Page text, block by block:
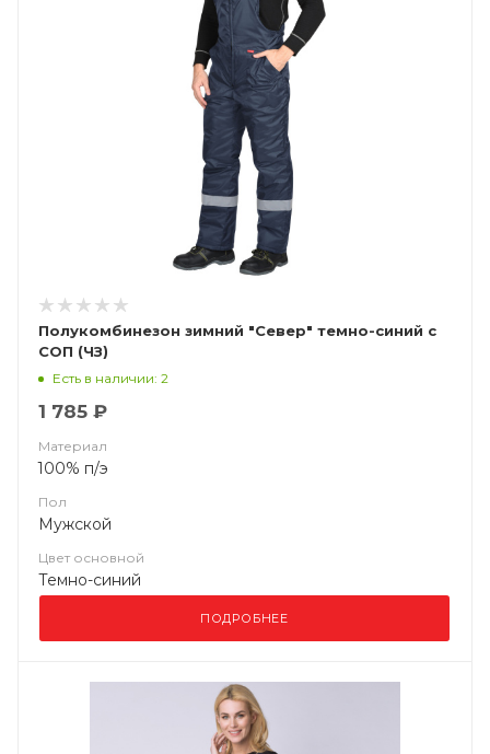
Полукомбинезон зимний "Север" темно-синий с
СОП (ЧЗ)
Есть в наличии: 2
1 785 ₽
Материал
100% п/э
Пол
Мужской
Цвет основной
Темно-синий
ПОДРОБНЕЕ